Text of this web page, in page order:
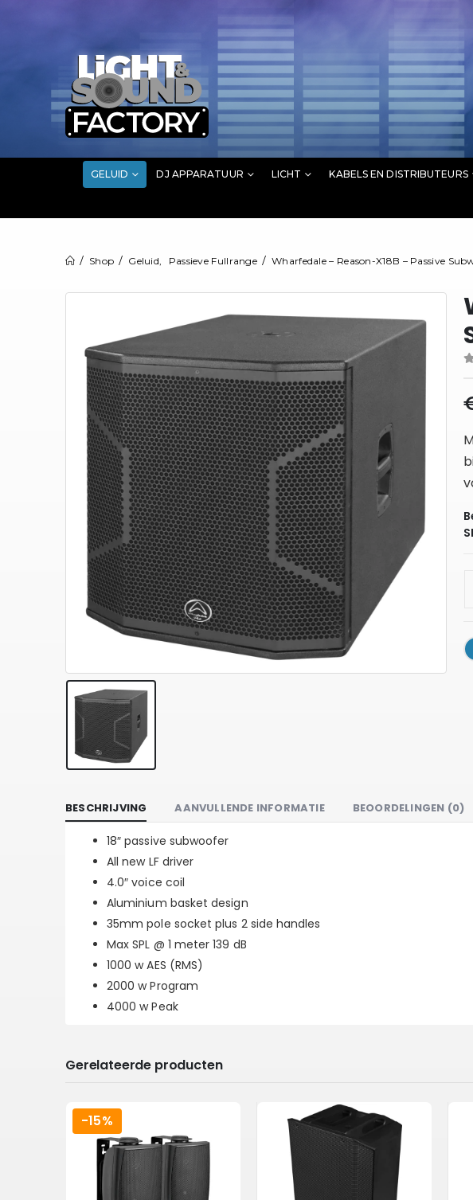
GELUID DJ APPARATUUR LICHT KABELS EN DISTRIBUTEURS
Shop Geluid Passieve Fullrange Wharfedale – Reason-X18B – Passive
BESCHRIJVING AANVULLENDE INFORMATIE BEOORDELINGEN (0)
18″ passive subwoofer
All new LF driver
4.0″ voice coil
Aluminium basket design
35mm pole socket plus 2 side handles
Max SPL @ 1 meter 139 dB
1000 w AES (RMS)
2000 w Program
4000 w Peak
Gerelateerde producten
-15%